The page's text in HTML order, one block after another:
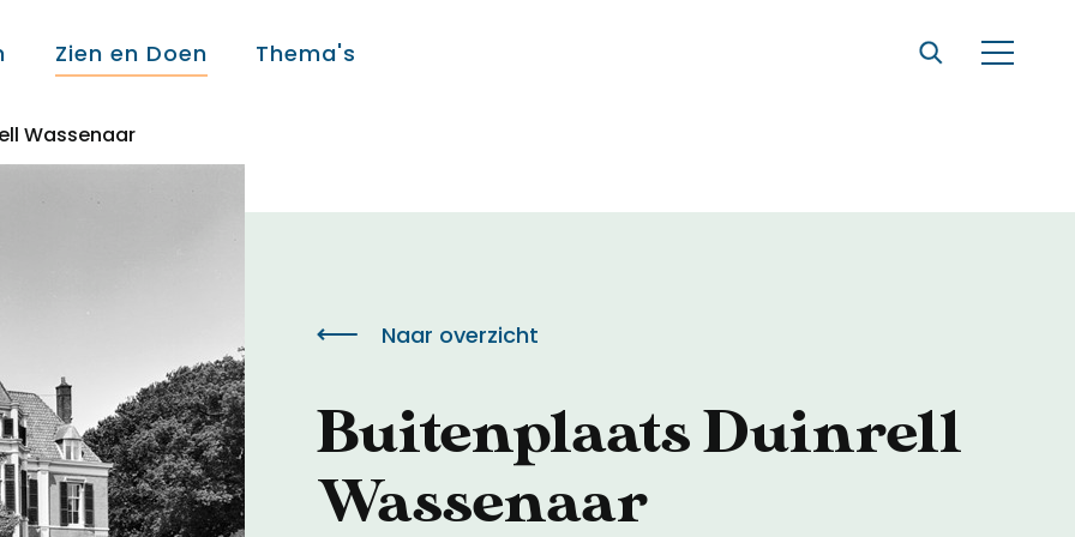
Zien en Doen Thema's
Over ons
Contact
Onderwijs
Wassenaar
Buitenplaats Duinrell
Wassenaar
Naar overzicht